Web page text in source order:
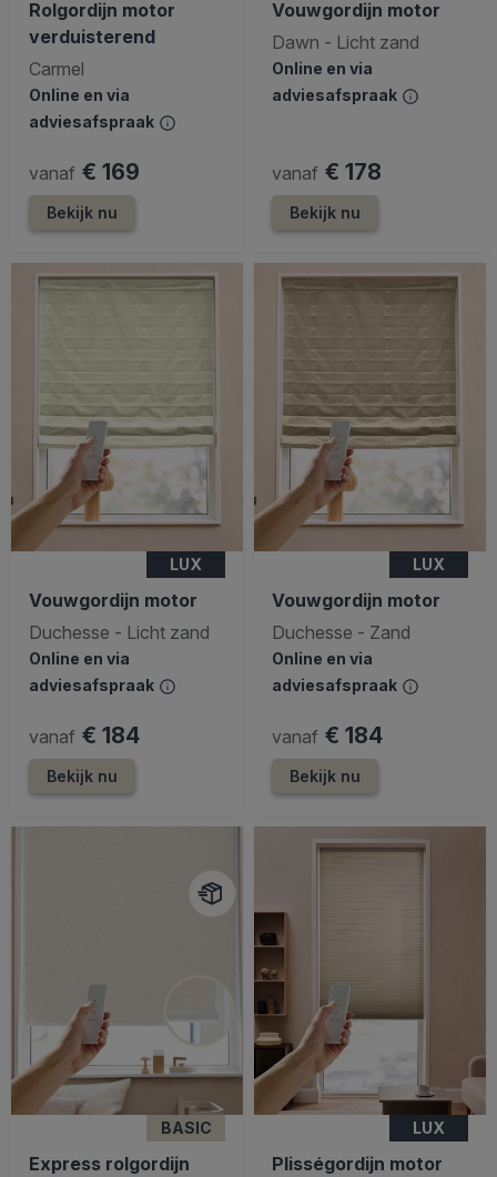
Rolgordijn motor
verduisterend
Carmel
Online en via
adviesafspraak
vanaf € 169
Bekijk nu
Vouwgordijn motor
Dawn - Licht zand
Online en via
adviesafspraak
vanaf € 178
Bekijk nu
LUX
Vouwgordijn motor
Duchesse - Licht zand
Online en via
adviesafspraak
vanaf € 184
Bekijk nu
LUX
Vouwgordijn motor
Duchesse - Zand
Online en via
adviesafspraak
vanaf € 184
Bekijk nu
BASIC
Express rolgordijn
LUX
Plisségordijn motor